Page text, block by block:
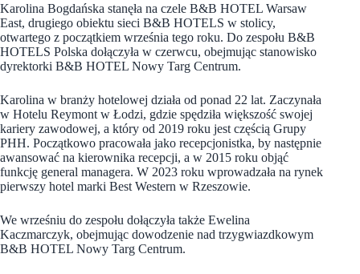
Karolina Bogdańska stanęła na czele B&B HOTEL Warsaw
East, drugiego obiektu sieci B&B HOTELS w stolicy,
otwartego z początkiem września tego roku. Do zespołu B&B
HOTELS Polska dołączyła w czerwcu, obejmując stanowisko
dyrektorki B&B HOTEL Nowy Targ Centrum.
Karolina w branży hotelowej działa od ponad 22 lat. Zaczynała
w Hotelu Reymont w Łodzi, gdzie spędziła większość swojej
kariery zawodowej, a który od 2019 roku jest częścią Grupy
PHH. Początkowo pracowała jako recepcjonistka, by następnie
awansować na kierownika recepcji, a w 2015 roku objąć
funkcję general managera. W 2023 roku wprowadzała na rynek
pierwszy hotel marki Best Western w Rzeszowie.
We wrześniu do zespołu dołączyła także Ewelina
Kaczmarczyk, obejmując dowodzenie nad trzygwiazdkowym
B&B HOTEL Nowy Targ Centrum.